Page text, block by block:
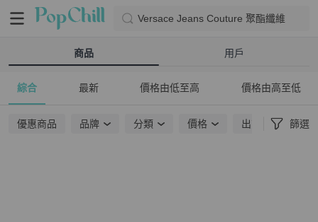
Versace Jeans Couture 聚酯纖維
商品 用戶
綜合 最新 價格由低至高 價格由高至低
優惠商品 品牌 分類 價格 出貨地點 篩選